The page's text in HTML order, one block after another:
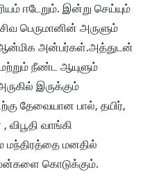
ஈடேறும். இன்று செய்யும்
பெருமானின் அருளும்
ஆன்மிக அன்பர்கள்.அத்துடன்
நீண்ட ஆயுளும்
இருக்கும்
தேவையான பால், தயிர்,
வாங்கி
மந்திரத்தை மனதில்
கொடுக்கும்.